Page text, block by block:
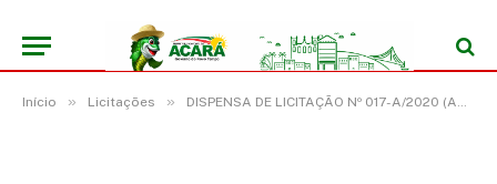
Início » Licitações » DISPENSA DE LICITAÇÃO Nº 017-A/2020 (AQUISIÇÃO EM CARÁTER EMERGENCIAL DE MATERIAL GRÁFICO)